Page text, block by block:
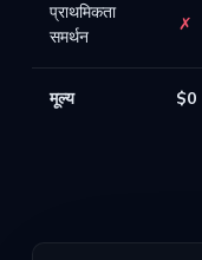
प्राथमिकता
समर्थन
✗
मूल्य $0